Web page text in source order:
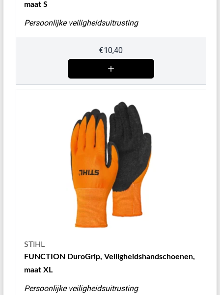
maat S
Persoonlijke veiligheidsuitrusting
€10,40
STIHL
FUNCTION DuroGrip, Veiligheidshandschoenen,
maat XL
Persoonlijke veiligheidsuitrusting